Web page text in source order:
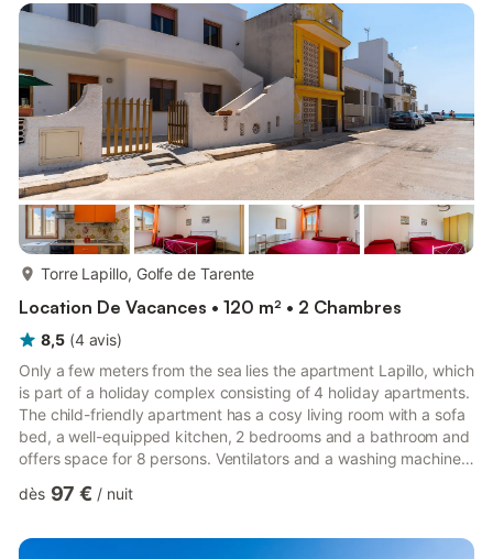
Torre Lapillo, Golfe de Tarente
Location De Vacances • 120 m² • 2 Chambres
8,5 (4 avis)
Only a few meters from the sea lies the apartment Lapillo, which
is part of a holiday complex consisting of 4 holiday apartments.
The child-friendly apartment has a cosy living room with a sofa
bed, a well-equipped kitchen, 2 bedrooms and a bathroom and
offers space for 8 persons. Ventilators and a washing machine
plenty of privacy and has a barbecue. Here you can spend
The nearest supermarket is 350 m away and restaurants, bars
dès 97 € / nuit